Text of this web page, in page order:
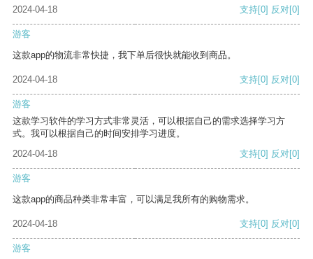
2024-04-18
支持[0] 反对[0]
游客
这款app的物流非常快捷，我下单后很快就能收到商品。
2024-04-18 支持[0] 反对[0]
游客
这款学习软件的学习方式非常灵活，可以根据自己的需求选择学习方
式。我可以根据自己的时间安排学习进度。
2024-04-18
支持[0] 反对[0]
游客
这款app的商品种类非常丰富，可以满足我所有的购物需求。
2024-04-18 支持[0] 反对[0]
游客